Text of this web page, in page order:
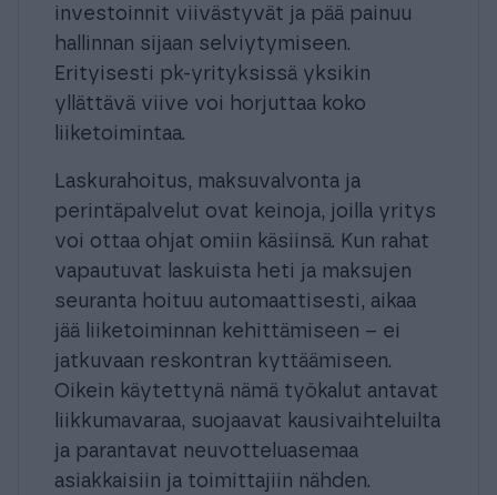
investoinnit viivästyvät ja pää painuu
hallinnan sijaan selviytymiseen.
Erityisesti pk-yrityksissä yksikin
yllättävä viive voi horjuttaa koko
liiketoimintaa.
Laskurahoitus, maksuvalvonta ja
perintäpalvelut ovat keinoja, joilla yritys
voi ottaa ohjat omiin käsiinsä. Kun rahat
vapautuvat laskuista heti ja maksujen
seuranta hoituu automaattisesti, aikaa
jää liiketoiminnan kehittämiseen – ei
jatkuvaan reskontran kyttäämiseen.
Oikein käytettynä nämä työkalut antavat
liikkumavaraa, suojaavat kausivaihteluilta
ja parantavat neuvotteluasemaa
asiakkaisiin ja toimittajiin nähden.